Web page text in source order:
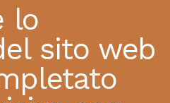
lo
sito web